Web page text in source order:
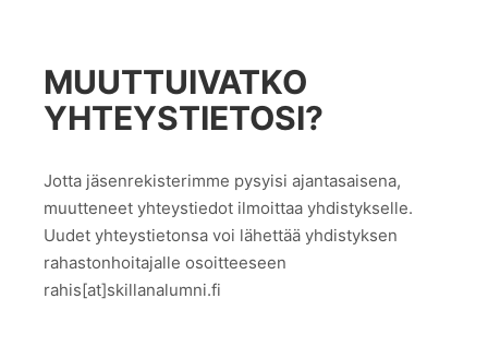
MUUTTUIVATKO
YHTEYSTIETOSI?
Jotta jäsenrekisterimme pysyisi ajantasaisena,
muutteneet yhteystiedot ilmoittaa yhdistykselle.
Uudet yhteystietonsa voi lähettää yhdistyksen
rahastonhoitajalle osoitteeseen
rahis[at]skillanalumni.fi